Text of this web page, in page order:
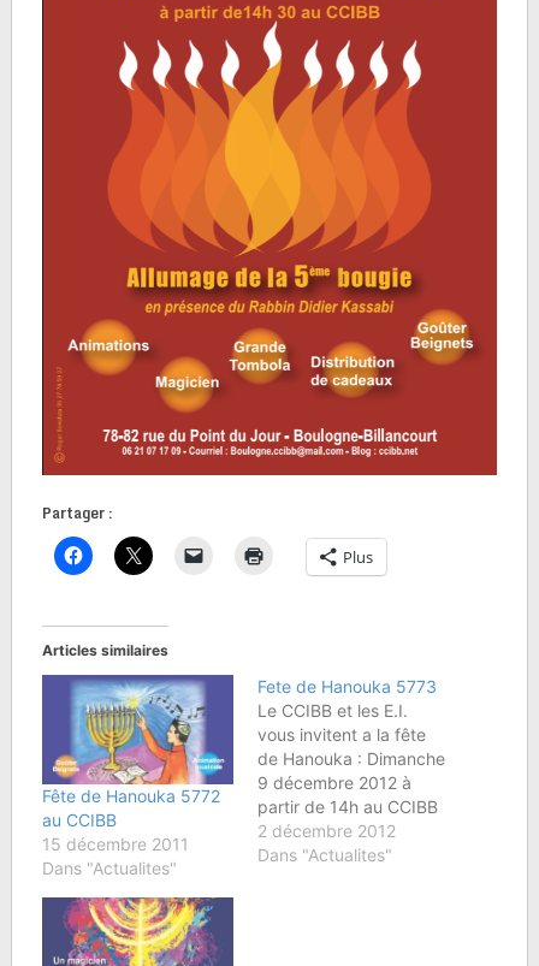
Partager :
Plus
Articles similaires
Fête de Hanouka 5772
au CCIBB
15 décembre 2011
Dans "Actualites"
Fete de Hanouka 5773
Le CCIBB et les E.I.
vous invitent a la fête
de Hanouka : Dimanche
9 décembre 2012 à
partir de 14h au CCIBB
78-82 rue du Point du
Jour 92100 Boulogne
2 décembre 2012
Dans "Actualites"